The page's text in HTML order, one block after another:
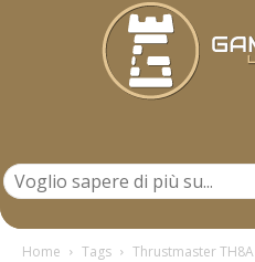
Home Tags Thrustmaster TH8A